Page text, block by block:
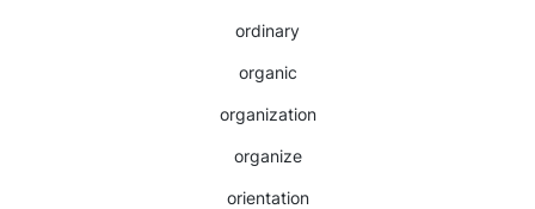
ordinary
organic
organization
organize
orientation